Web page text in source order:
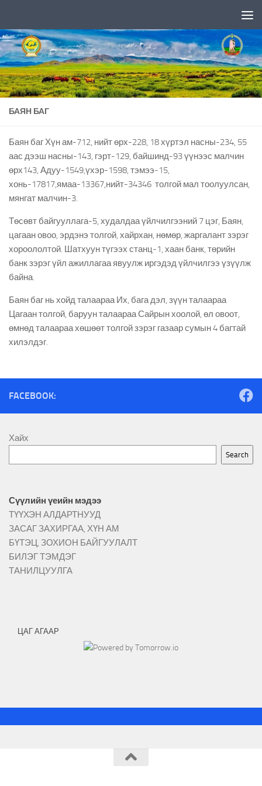
БАЯН БАГ
Баян баг Хүн ам-712, нийт өрх-228, 18 хүртэл насны-234, 55
аас дээш насны-143, гэрт-129, байшинд-93 үүнээс малчин
өрх143, Адуу-1549,үхэр-1598, тэмээ-15,
хонь-17817,ямаа-13367,нийт-34346 толгой мал тоолуулсан,
мянгат малчин-3.
Төсөвт байгууллага-5, худалдаа үйлчилгээний 7 цэг, Баян,
цагаан овоо, эрдэнэ толгой, хайрхан, нөмөр, жаргалант зэрэг
хороололтой. Шатхуун түгээх станц-1, хаан банк, төрийн
банк зэрэг үйл ажиллагаа явуулж иргэдэд үйлчилгээ үзүүлж
байна.
Баян баг нь хойд талаараа Их, бага дэл, зүүн талаараа
Цагаан толгой, баруун талаараа Сайрын хоолой, өл овоот,
өмнөд талаараа хөшөөт толгой зэрэг газаар сумын 4 багтай
хилэлдэг.
FACEBOOK:
Хайх
Search
Сүүлийн үеийн мэдээ
ТҮҮХЭН АЛДАРТНУУД
ЗАСАГ ЗАХИРГАА, ХҮН АМ
БҮТЭЦ, ЗОХИОН БАЙГУУЛАЛТ
БИЛЭГ ТЭМДЭГ
ТАНИЛЦУУЛГА
ЦАГ АГААР